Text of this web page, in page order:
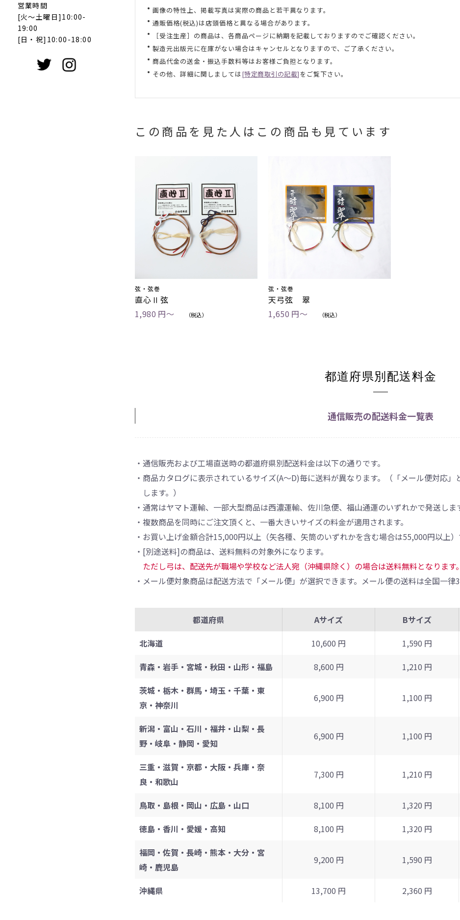
営業時間
[火～土曜日]10:00-
19:00
[日・祝]10:00-18:00
お買い物を続ける カートへ進む
画像の特性上、掲載写真は実際の商品と若干異なります。
通販価格(税込)は店頭価格と異なる場合があります。
［受注生産］の商品は、各商品ページに納期を記載しておりますのでご確認ください。
製造元出版元に在庫がない場合はキャンセルとなりますので、ご了承ください。
商品代金の送金・振込手数料等はお客様ご負担となります。
その他、詳細に関しましては[特定商取引の記載] をご覧下さい。
この商品を見た人はこの商品も見ています
弦・弦巻
直心Ⅱ弦
1,980 円〜
（税込）
弦・弦巻
天弓弦 翠
1,650 円〜
（税込）
都道府県別配送料金
通信販売の配送料金一覧表
・通信販売および工場直送時の都道府県別配送料金は以下の通りです。
・商品カタログに表示されているサイズ(A～D)毎に送料が異なります。（「メール便対応
します。）
・通常はヤマト運輸、一部大型商品は西濃運輸、佐川急便、福山通運のいずれかで発送しま
・複数商品を同時にご注文頂くと、一番大きいサイズの料金が適用されます。
・お買い上げ金額合計15,000円以上（矢各種、矢筒のいずれかを含む場合は55,000円以上）
・[別途送料]の商品は、送料無料の対象外になります。
ただし弓は、配送先が職場や学校など法人宛（沖縄県除く）の場合は送料無料となります。
・メール便対象商品は配送方法で「メール便」が選択できます。メール便の送料は全国一律
都道府県 Aサイズ Bサイズ
北海道
10,600 円 1,590 円
青森・岩手・宮城・秋田・山形・福島
8,600 円 1,210 円
茨城・栃木・群馬・埼玉・千葉・東
京・神奈川
6,900 円 1,100 円
新潟・富山・石川・福井・山梨・長
野・岐阜・静岡・愛知
6,900 円 1,100 円
三重・滋賀・京都・大阪・兵庫・奈
良・和歌山
7,300 円 1,210 円
鳥取・島根・岡山・広島・山口 8,100 円 1,320 円
徳島・香川・愛媛・高知
8,100 円 1,320 円
福岡・佐賀・長崎・熊本・大分・宮
崎・鹿児島
9,200 円 1,590 円
沖縄県 13,700 円 2,360 円